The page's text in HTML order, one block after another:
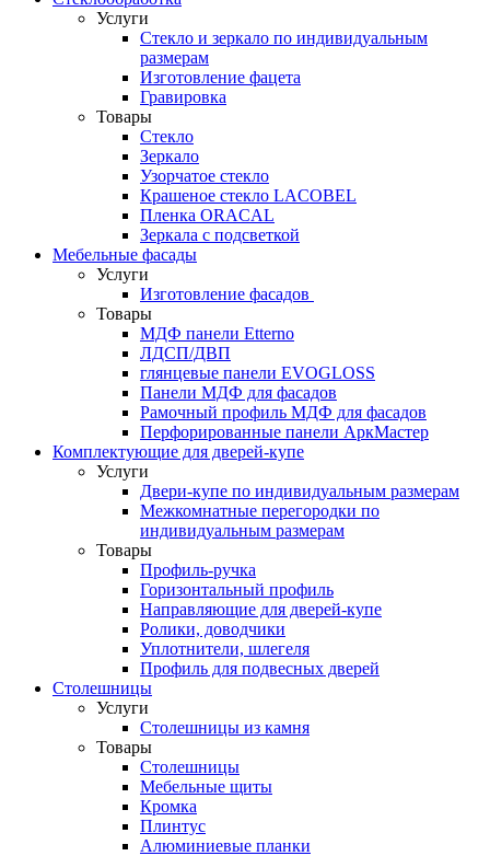
Услуги
Стекло и зеркало по индивидуальным
размерам
Изготовление фацета
Гравировка
Товары
Стекло
Зеркало
Узорчатое стекло
Крашеное стекло LACOBEL
Пленка ORACAL
Зеркала с подсветкой
Мебельные фасады
Услуги
Изготовление фасадов
Товары
МДФ панели Etterno
ЛДСП/ДВП
глянцевые панели EVOGLOSS
Панели МДФ для фасадов
Рамочный профиль МДФ для фасадов
Перфорированные панели АркМастер
Комплектующие для дверей-купе
Услуги
Двери-купе по индивидуальным размерам
Межкомнатные перегородки по
индивидуальным размерам
Товары
Профиль-ручка
Горизонтальный профиль
Направляющие для дверей-купе
Ролики, доводчики
Уплотнители, шлегеля
Профиль для подвесных дверей
Столешницы
Услуги
Столешницы из камня
Товары
Столешницы
Мебельные щиты
Кромка
Плинтус
Алюминиевые планки